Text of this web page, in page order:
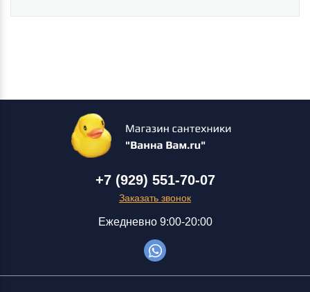
+7 (929) 551-70-07
Заказать звонок
Ежедневно 9:00-20:00